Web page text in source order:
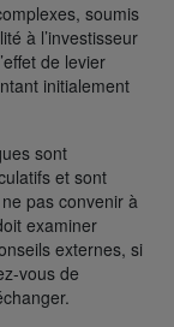
soumis
à l’investisseur
de levier
initialement
sont
et sont
pas convenir à
examiner
externes, si
vous de